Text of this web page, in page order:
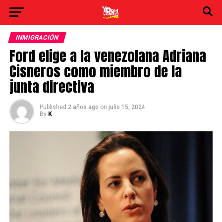
INMIGRACIÓN
Ford elige a la venezolana Adriana
Cisneros como miembro de la
junta directiva
Published 2 años ago on julio 15, 2024
By K